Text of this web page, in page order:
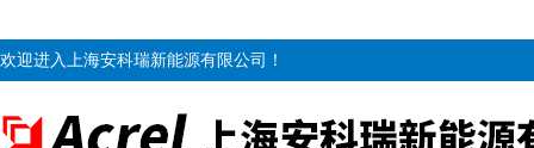
欢迎进入上海安科瑞新能源有限公司！